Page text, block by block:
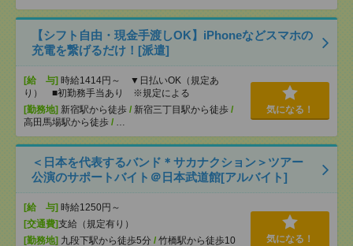
【シフト自由・現金手渡しOK】iPhoneなどスマホの
充電を繋げるだけ！[派遣]
[給 与] 時給1414円～ ▼日払いOK（規定あ
り） ■初勤務手当あり ※規定による
[勤務地] 新宿駅から徒歩 / 新宿三丁目駅から徒歩 /
高田馬場駅から徒歩 / …
気になる！
＜日本を代表するバンド＊サカナクション＞ツアー
公演のサポートバイト＠日本武道館[アルバイト]
[給 与] 時給1250円～
[交通費]支給（規定有り）
[勤務地] 九段下駅から徒歩5分 / 竹橋駅から徒歩10
気になる！